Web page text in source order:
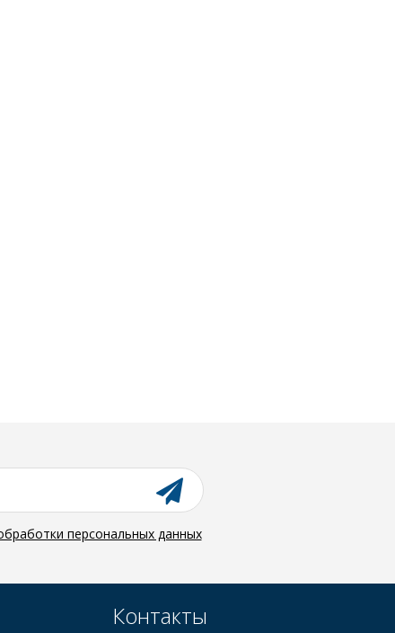
персональных данных
Контакты